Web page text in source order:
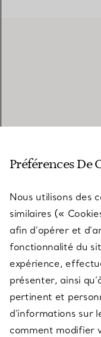
SERVICES
À PROPOS
QUESTIONS LÉGALES
Préférences De
Nous utilisons des
similaires («
afin d’opérer et
fonctionnalité du
expérience,
présenter, ainsi
pertinent et
d’informations sur
comment modifier